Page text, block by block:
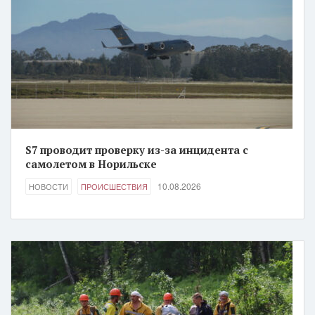
S7 проводит проверку из-за инцидента с
самолетом в Норильске
НОВОСТИ ПРОИСШЕСТВИЯ 10.08.2026